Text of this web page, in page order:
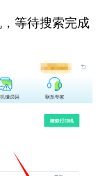
等待搜索完成